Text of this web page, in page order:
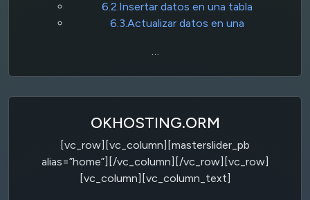
6.2.Insertar datos en una tabla
6.3.Actualizar datos en una
…
OKHOSTING.ORM
[vc_row][vc_column][masterslider_pb
alias=”home”][/vc_column][/vc_row][vc_row]
[vc_column][vc_column_text]